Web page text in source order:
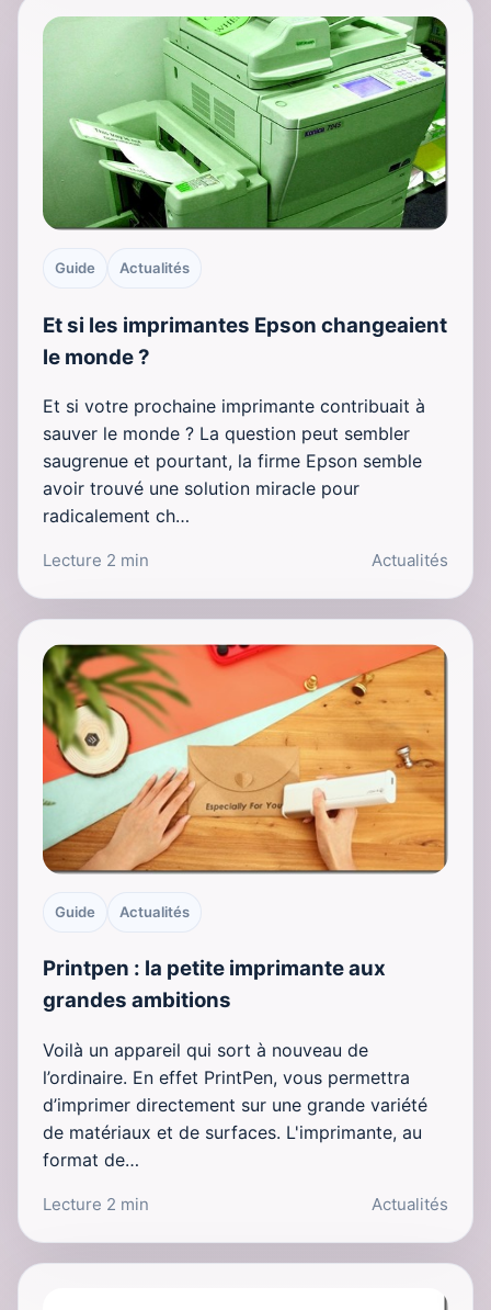
Guide Actualités
Et si les imprimantes Epson changeaient
le monde ?
Et si votre prochaine imprimante contribuait à
sauver le monde ? La question peut sembler
saugrenue et pourtant, la firme Epson semble
avoir trouvé une solution miracle pour
radicalement ch…
Lecture 2 min Actualités
Guide Actualités
Printpen : la petite imprimante aux
grandes ambitions
Voilà un appareil qui sort à nouveau de
l’ordinaire. En effet PrintPen, vous permettra
d’imprimer directement sur une grande variété
de matériaux et de surfaces. L'imprimante, au
format de…
Lecture 2 min Actualités